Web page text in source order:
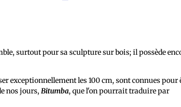
surtout pour sa sculpture sur bois; il possède
exceptionnellement les 100 cm, sont connues pour
nos jours,Bitumba, que l'on pourrait traduire par